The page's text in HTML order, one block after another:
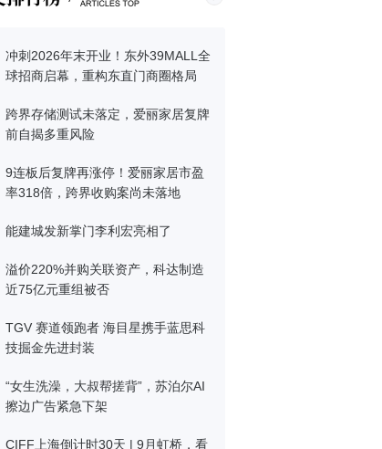
冲刺2026年末开业！东外39MALL全
球招商启幕，重构东直门商圈格局
跨界存储测试未落定，爱丽家居复牌
前自揭多重风险
9连板后复牌再涨停！爱丽家居市盈
率318倍，跨界收购案尚未落地
能建城发新掌门李利宏亮相了
溢价220%并购关联资产，科达制造
近75亿元重组被否
TGV 赛道领跑者 海目星携手蓝思科
技掘金先进封装
“女生洗澡，大叔帮搓背”，苏泊尔AI
擦边广告紧急下架
CIFF上海倒计时30天 | 9月虹桥，看